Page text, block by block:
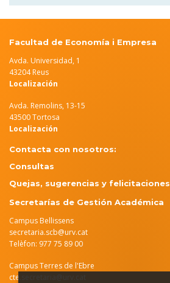
Facultad de Economía i Empresa
Avda. Universidad, 1
43204 Reus
Localización
Avda. Remolins, 13-15
43500 Tortosa
Localización
Contacta con nosotros:
Consultas
Quejas, sugerencias y felicitaciones
Secretarías de Gestión Académica
Campus Bellissens
secretaria.scb@urv.cat
Telèfon: 977 75 89 00
Campus Terres de l'Ebre
cte.secretaria@urv.cat